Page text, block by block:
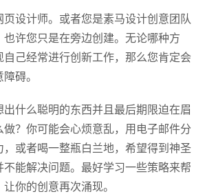
页设计师。或者您是素马设计创意团队
也许您只是在旁边创建。无论哪种方
自己经常进行创新工作，那么您肯定会
碍。
出什么聪明的东西并且最后期限迫在眉
做？你可能会心烦意乱，用电子邮件分
，或者喝一整瓶白兰地，希望得到神圣
不能解决问题。最好学习一些策略来帮
你的创意再次涌现。